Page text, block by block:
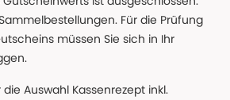
Für die Prüfung
müssen Sie sich in Ihr
die Auswahl Kassenrezept inkl.